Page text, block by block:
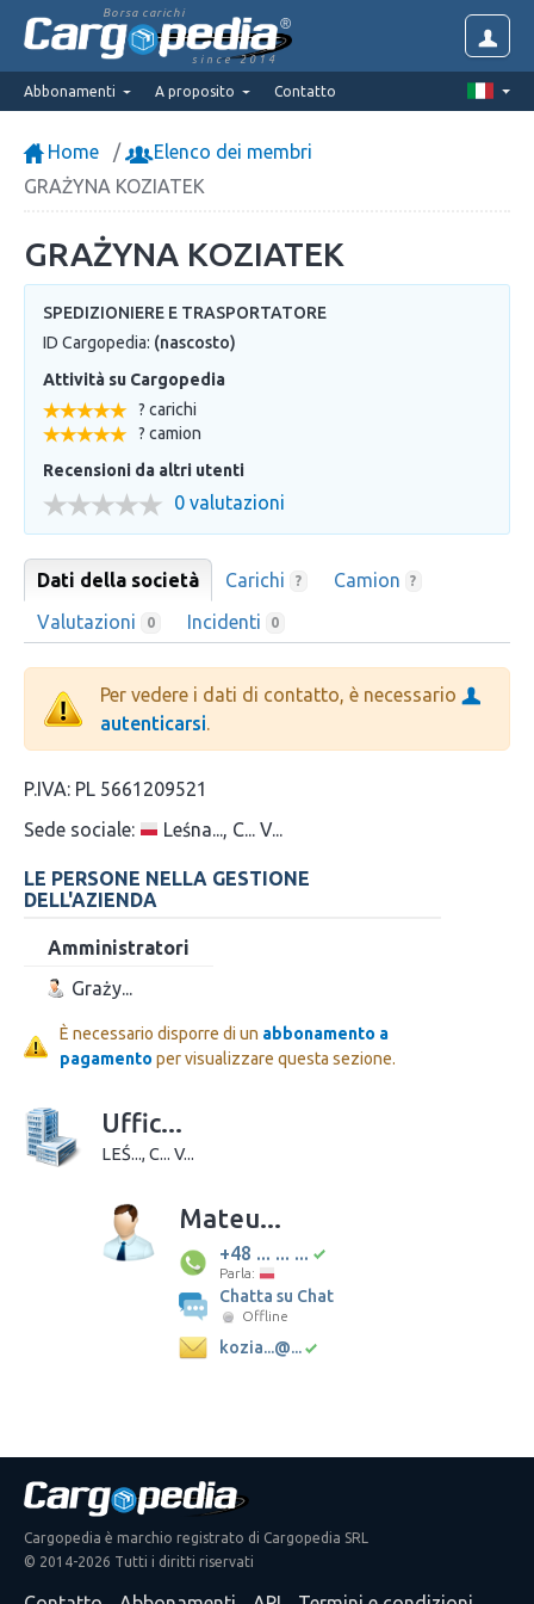
Borsa carichi
since 2014
Abbonamenti A proposito Contatto
Home
Elenco dei membri
GRAŻYNA KOZIATEK
GRAŻYNA KOZIATEK
SPEDIZIONIERE E TRASPORTATORE
ID Cargopedia: (nascosto)
Attività su Cargopedia
? carichi
? camion
Recensioni da altri utenti
0 valutazioni
Dati della società Carichi ? Camion ?
Valutazioni 0 Incidenti 0
Per vedere i dati di contatto, è necessario
autenticarsi
P.IVA: PL 5661209521
Sede sociale:
Leśna..., C... V...
LE PERSONE NELLA GESTIONE
DELL'AZIENDA
Amministratori
Graży...
È necessario disporre di un abbonamento a
pagamento per visualizzare questa sezione.
Uffic...
LEŚ..., C... V...
Mateu...
+48 ... ... ...
Parla:
Chatta su Chat
Offline
kozia...@...
Cargopedia è marchio registrato di Cargopedia SRL
© 2014-2026 Tutti i diritti riservati